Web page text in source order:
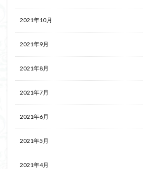
2021年10月
2021年9月
2021年8月
2021年7月
2021年6月
2021年5月
2021年4月